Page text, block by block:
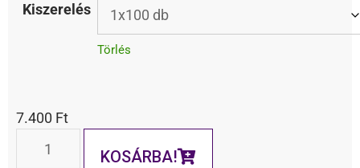
Kiszerelés
Törlés
7.400 Ft
KOSÁRBA!